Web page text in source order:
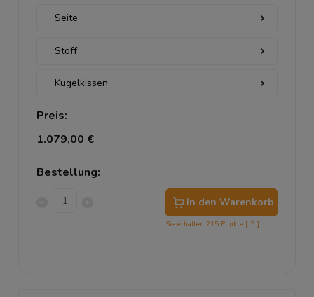
Preis:
1.079,00 €
Bestellung:
In den Warenkorb
Sie erhalten 215 Punkte [ ? ]